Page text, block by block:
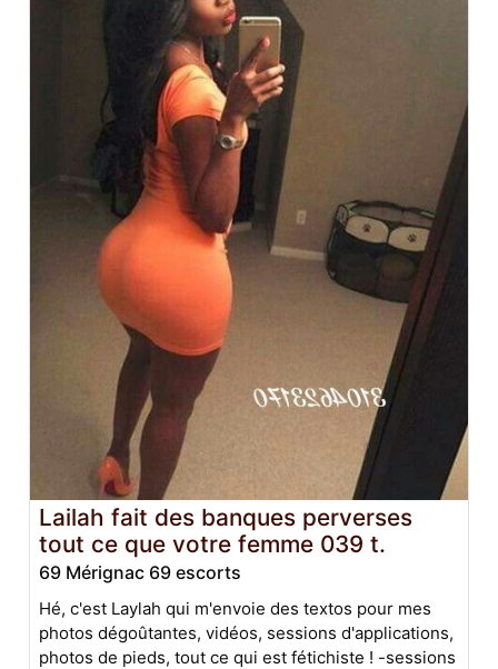
Lailah fait des banques perverses
tout ce que votre femme 039 t.
69 Mérignac 69 escorts
Hé, c'est Laylah qui m'envoie des textos pour mes
photos dégoûtantes, vidéos, sessions d'applications,
photos de pieds, tout ce qui est fétichiste ! -sessions